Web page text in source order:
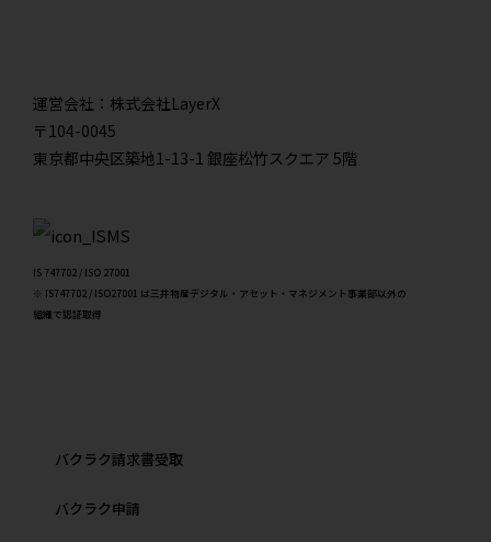
運営会社：株式会社LayerX
〒104-0045
東京都中央区築地1-13-1 銀座松竹スクエア 5階
IS 747702 / ISO 27001
※ IS747702 / ISO27001 は三井物産デジタル・アセット・マネジメント事業部以外の
組織で認証取得
バクラク請求書受取
バクラク申請